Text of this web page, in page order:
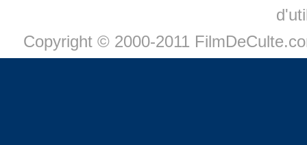
Copyright © 2000-2011